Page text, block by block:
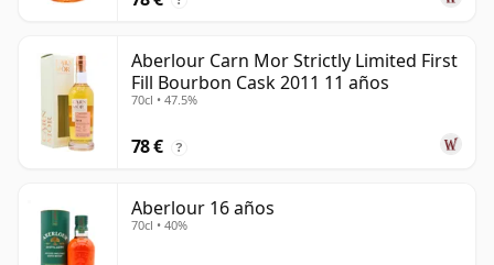
Aberlour Carn Mor Strictly Limited First
Fill Bourbon Cask 2011 11 años
70cl • 47.5%
78 € ?
Aberlour 16 años
70cl • 40%